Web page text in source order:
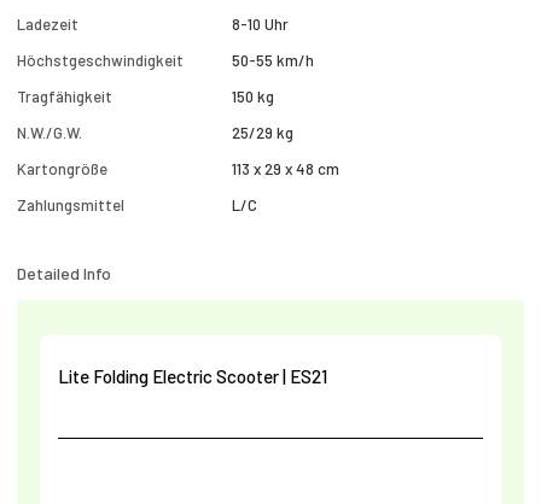
Ladezeit
8-10 Uhr
Höchstgeschwindigkeit
50-55 km/h
Tragfähigkeit
150 kg
N.W./G.W.
25/29 kg
Kartongröße
113 x 29 x 48 cm
Zahlungsmittel
L/C
Detailed Info
Lite Folding Electric Scooter | ES21